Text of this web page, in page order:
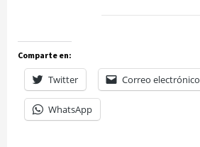
Comparte en:
Twitter Correo electrónico
WhatsApp